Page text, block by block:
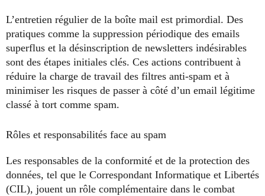
L’entretien régulier de la boîte mail est primordial. Des
pratiques comme la suppression périodique des emails
superflus et la désinscription de newsletters indésirables
sont des étapes initiales clés. Ces actions contribuent à
réduire la charge de travail des filtres anti-spam et à
minimiser les risques de passer à côté d’un email légitime
classé à tort comme spam.
Rôles et responsabilités face au spam
Les responsables de la conformité et de la protection des
données, tel que le Correspondant Informatique et Libertés
(CIL), jouent un rôle complémentaire dans le combat